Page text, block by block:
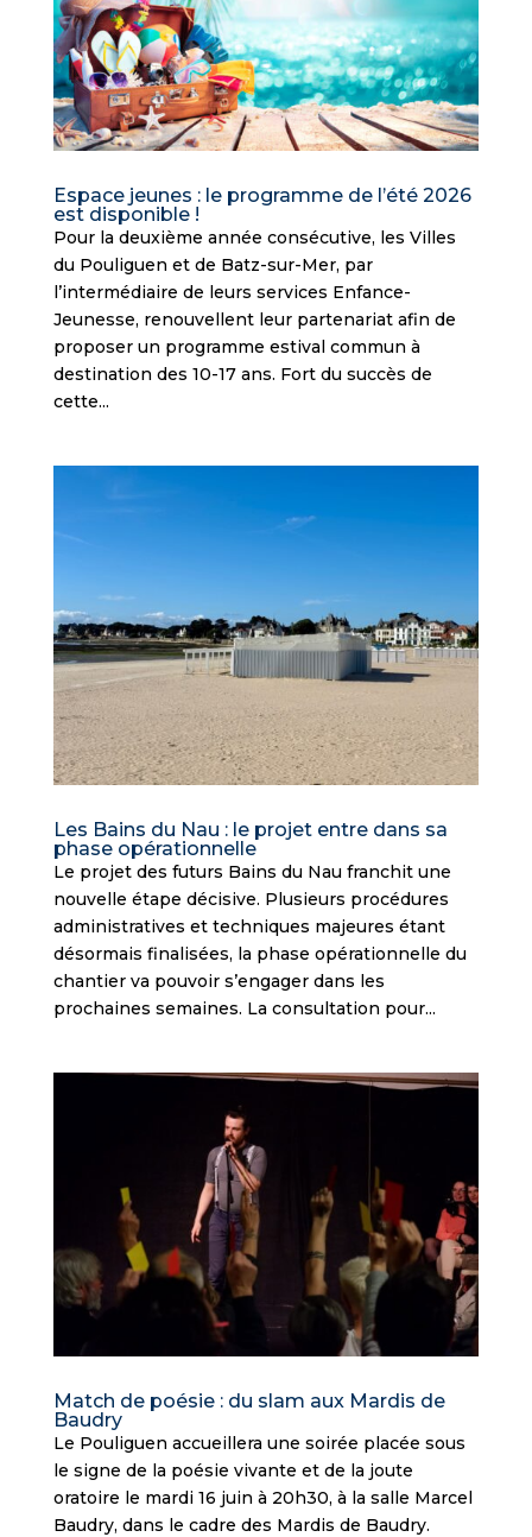
Espace jeunes : le programme de l’été 2026
est disponible !
Pour la deuxième année consécutive, les Villes
du Pouliguen et de Batz-sur-Mer, par
l’intermédiaire de leurs services Enfance-
Jeunesse, renouvellent leur partenariat afin de
proposer un programme estival commun à
destination des 10-17 ans. Fort du succès de
cette...
Les Bains du Nau : le projet entre dans sa
phase opérationnelle
Le projet des futurs Bains du Nau franchit une
nouvelle étape décisive. Plusieurs procédures
administratives et techniques majeures étant
désormais finalisées, la phase opérationnelle du
chantier va pouvoir s’engager dans les
prochaines semaines. La consultation pour...
Match de poésie : du slam aux Mardis de
Baudry
Le Pouliguen accueillera une soirée placée sous
le signe de la poésie vivante et de la joute
oratoire le mardi 16 juin à 20h30, à la salle Marcel
Baudry, dans le cadre des Mardis de Baudry.